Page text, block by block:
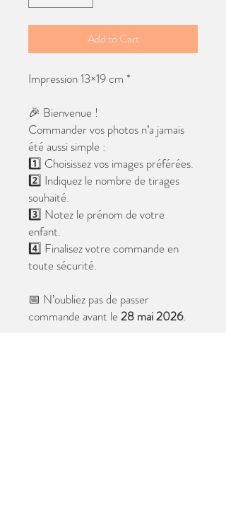
Add to Cart
Impression 13×19 cm *
🎉 Bienvenue !
Commander vos photos n’a jamais
été aussi simple :
1️⃣ Choisissez vos images préférées.
2️⃣ Indiquez le nombre de tirages
souhaité.
3️⃣ Notez le prénom de votre
enfant.
4️⃣ Finalisez votre commande en
toute sécurité.
📅 N’oubliez pas de passer
commande avant le28 mai 2026.